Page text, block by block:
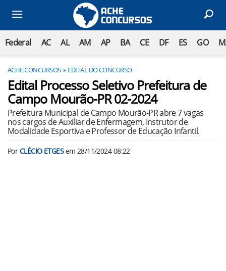
Federal AC AL AM AP BA CE DF ES GO
ACHE CONCURSOS EDITAL DO CONCURSO
Edital Processo Seletivo Prefeitura de
Campo Mourão-PR 02-2024
Prefeitura Municipal de Campo Mourão-PR abre 7 vagas
nos cargos de Auxiliar de Enfermagem, Instrutor de
Modalidade Esportiva e Professor de Educação Infantil.
PorCLÉCIO ETGESem 28/11/2024 08:22